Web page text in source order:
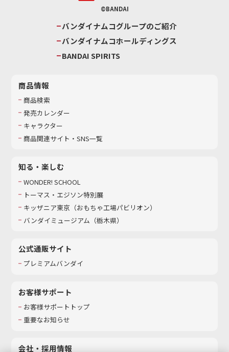
©BANDAI
バンダイナムコグループのご紹介
バンダイナムコホールディングス
BANDAI SPIRITS
商品情報
商品検索
発売カレンダー
キャラクター
商品関連サイト・SNS一覧
知る・楽しむ
WONDER! SCHOOL
トーマス・エジソン特別展
キッザニア東京（おもちゃ工場パビリオン）​
バンダイミュージアム（栃木県）
公式通販サイト
プレミアムバンダイ
お客様サポート
お客様サポートトップ
重要なお知らせ
会社・採用情報